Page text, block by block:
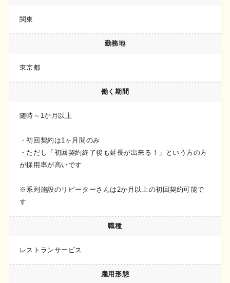
関東
勤務地
東京都
働く期間
随時～1か月以上
・初回契約は1ヶ月間のみ
・ただし「初回契約終了後も延長が出来る！」という方の方
が採用率が高いです
※系列施設のリピーターさんは2か月以上の初回契約可能で
す
職種
レストランサービス
雇用形態